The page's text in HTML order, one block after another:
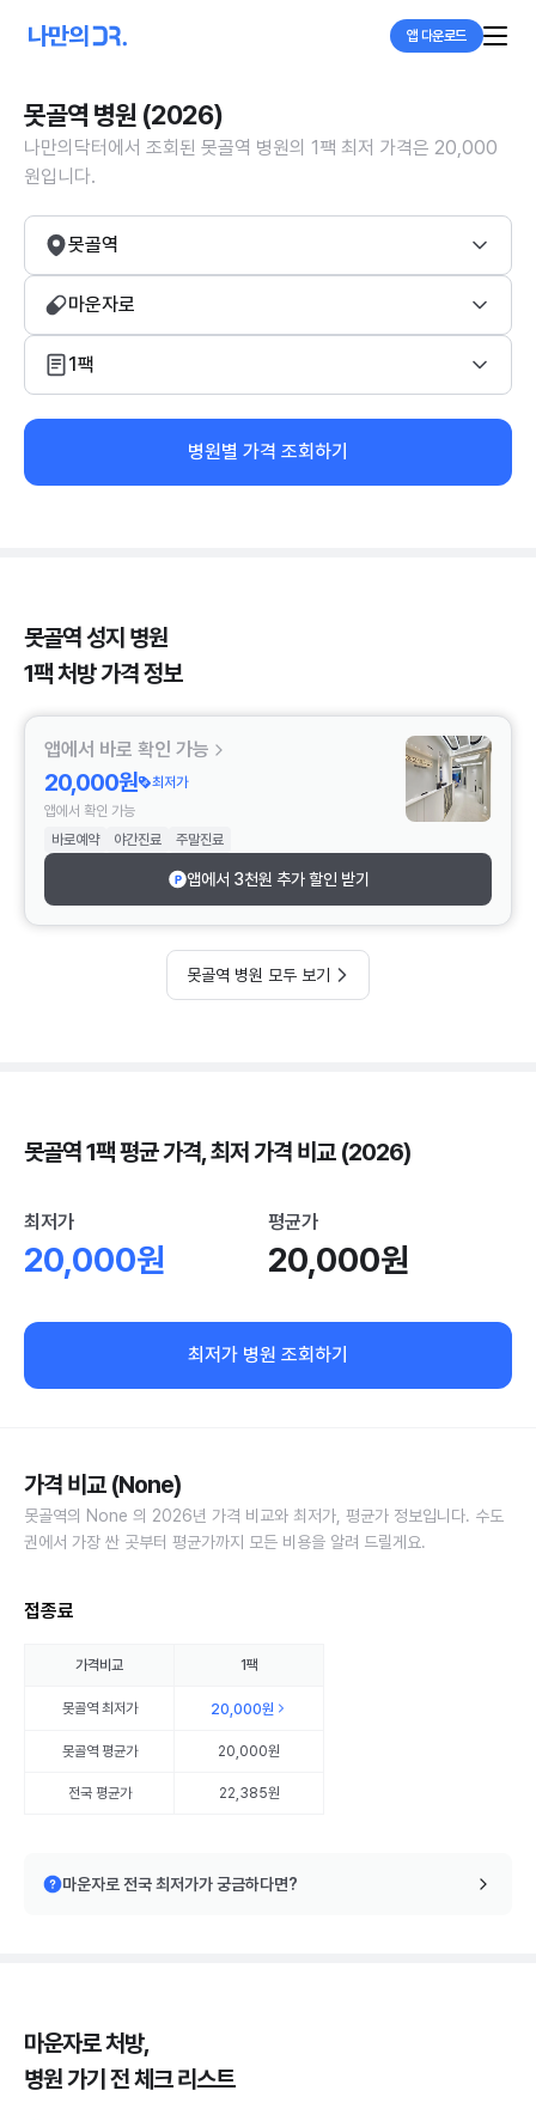
앱 다운로드
못골역 병원 (2026)
나만의닥터에서 조회된 못골역 병원의 1팩 최저 가격은 20,000
원입니다.
못골역
마운자로
1팩
병원별 가격 조회하기
못골역 성지 병원
1팩 처방 가격 정보
앱에서 바로 확인 가능
20,000원
최저가
앱에서 확인 가능
바로예약
야간진료 주말진료
앱에서 3천원 추가 할인 받기
못골역 병원 모두 보기
못골역 1팩 평균 가격, 최저 가격 비교 (2026)
최저가
20,000원
평균가
20,000원
최저가 병원 조회하기
가격 비교 (None)
못골역의 None 의 2026년 가격 비교와 최저가, 평균가 정보입니다. 수도
권에서 가장 싼 곳부터 평균가까지 모든 비용을 알려 드릴게요.
접종료
가격비교 1팩
못골역최저가 20,000원
못골역평균가 20,000원
전국 평균가 22,385원
마운자로 전국 최저가가 궁금하다면?
마운자로 처방,
병원 가기 전 체크 리스트